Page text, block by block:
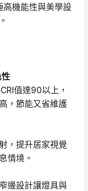
機能性與美學設
值達90以上，
，節能又省維護
，提升居家視覺
情境。
邊設計讓燈具與